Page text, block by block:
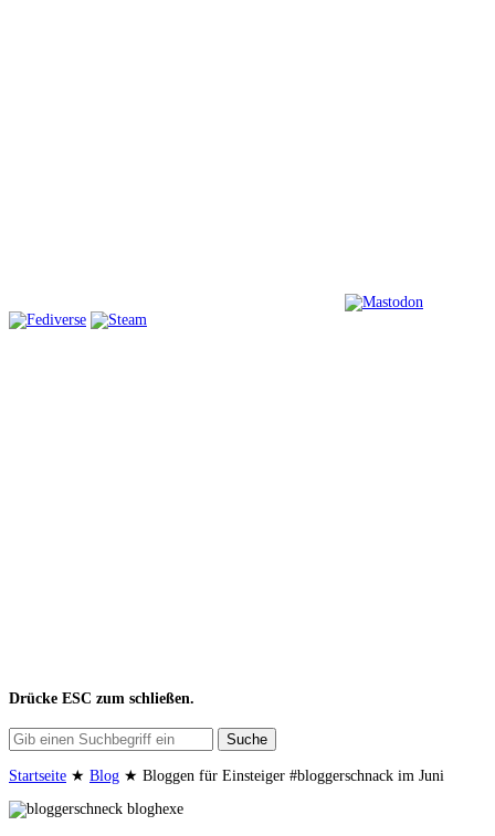
Drücke ESC zum schließen.
Suche
Startseite ★ Blog ★ Bloggen für Einsteiger #bloggerschnack im Juni